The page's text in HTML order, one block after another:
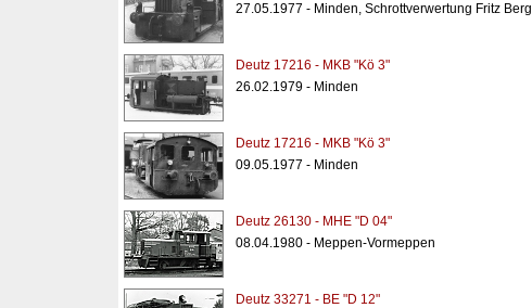
27.05.1977 - Minden, Schrottverwertung Fritz Berg
Deutz 17216 - MKB "Kö 3"
26.02.1979 - Minden
Deutz 17216 - MKB "Kö 3"
09.05.1977 - Minden
Deutz 26130 - MHE "D 04"
08.04.1980 - Meppen-Vormeppen
Deutz 33271 - BE "D 12"